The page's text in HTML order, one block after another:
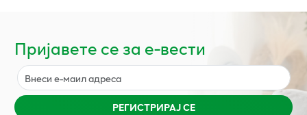
Пријавете се за е-вести
РЕГИСТРИРАЈ СЕ